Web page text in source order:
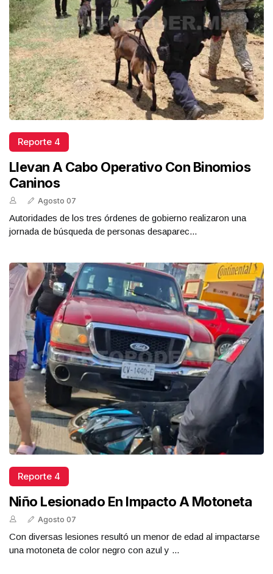
Reporte 4
Llevan A Cabo Operativo Con Binomios
Caninos
Agosto 07
Autoridades de los tres órdenes de gobierno realizaron una
jornada de búsqueda de personas desaparec...
Reporte 4
Niño Lesionado En Impacto A Motoneta
Agosto 07
Con diversas lesiones resultó un menor de edad al impactarse
una motoneta de color negro con azul y ...